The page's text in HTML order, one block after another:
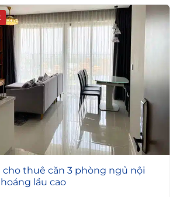
cho thuê căn 3 phòng ngủ nội
lầu cao